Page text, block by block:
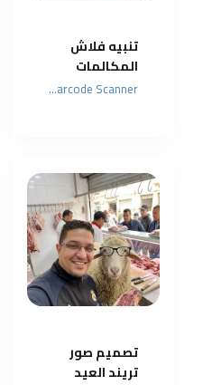
تنبيه فلاش
المكالمات
والرسائل
QR & Barcode Scanner
تصميم صور
تريند العيد